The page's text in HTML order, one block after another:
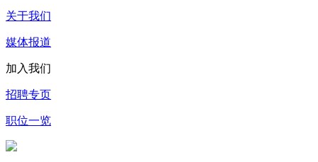
关于我们
媒体报道
加入我们
招聘专页
职位一览